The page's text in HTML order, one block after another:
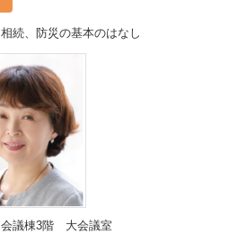
続、防災の基本のはなし
議棟3階 大会議室